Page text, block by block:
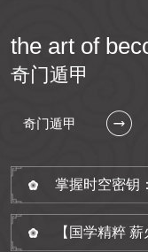
the art of
奇门遁甲
奇门遁甲
掌握时空密钥
【国学精粹 薪火相传